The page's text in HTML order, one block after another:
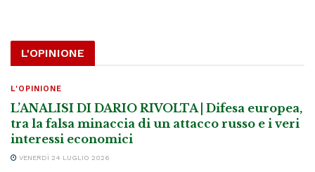
L'OPINIONE
L'OPINIONE
L’ANALISI DI DARIO RIVOLTA | Difesa europea,
tra la falsa minaccia di un attacco russo e i veri
interessi economici
VENERDÌ 24 LUGLIO 2026